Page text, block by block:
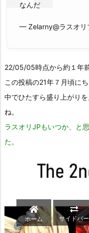
なんだ
— Zelarny@ラスオリ
22/05/05時点から約１年
この投稿の21年７月頃に
中でひたすら盛り上がり
ね。
ラスオリJPもいつか、と
た。
ホーム サイドバー